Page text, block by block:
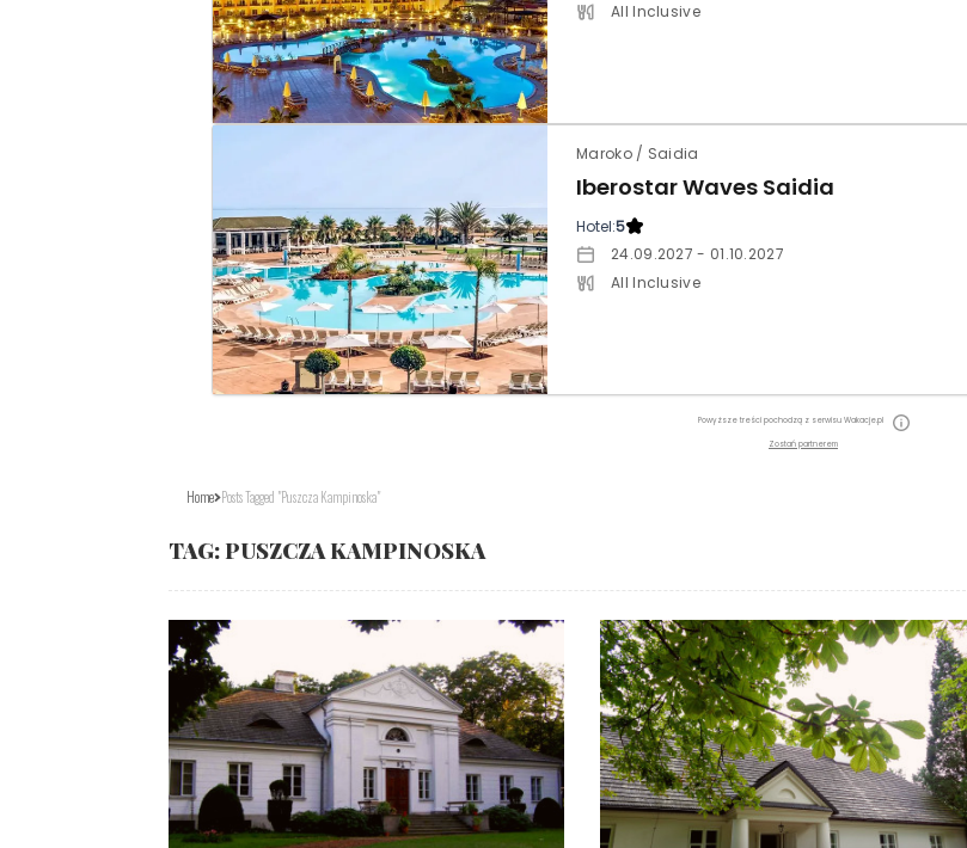
All Inclusive
Maroko / Saidia
Iberostar Waves Saidia
Hotel:5
24.09.2027 - 01.10.2027
All Inclusive
Powyższe treści pochodzą z serwisu Wakacje.pl
Zostań partnerem
Home Posts Tagged "Puszcza Kampinoska"
TAG:PUSZCZA KAMPINOSKA